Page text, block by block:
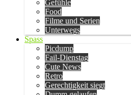
Gefühle
Food
Filme und Serien
Unterwegs
Spass
Picdump
Fail-Dienstag
Cute News
Retro
Gerechtigkeit siegt